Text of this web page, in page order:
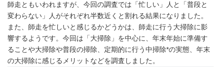
師走ともいわれますが、今回の調査では「忙しい」人と「普段と
変わらない」人がそれぞれ半数近くと割れる結果になりました。
また、師走を忙しいと感じるかどうかは、師走に行う大掃除に影
響するようです。今回は「大掃除」を中心に、年末年始に準備す
ることや大掃除や普段の掃除、定期的に行う中掃除*の実態、年末
の大掃除に感じるメリットなどを調査しました。